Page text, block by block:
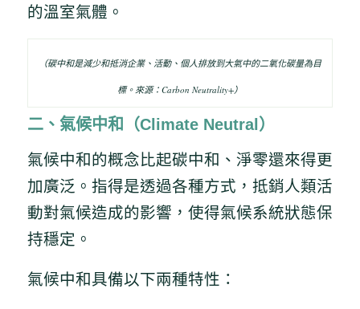
的溫室氣體。
（碳中和是減少和抵消企業、活動、個人排放到大氣中的二氧化碳量為目
標。來源：Carbon Neutrality+）
二、氣候中和（Climate Neutral）
氣候中和的概念比起碳中和、淨零還來得更
加廣泛。指得是透過各種方式，抵銷人類活
動對氣候造成的影響，使得氣候系統狀態保
持穩定。
氣候中和具備以下兩種特性：